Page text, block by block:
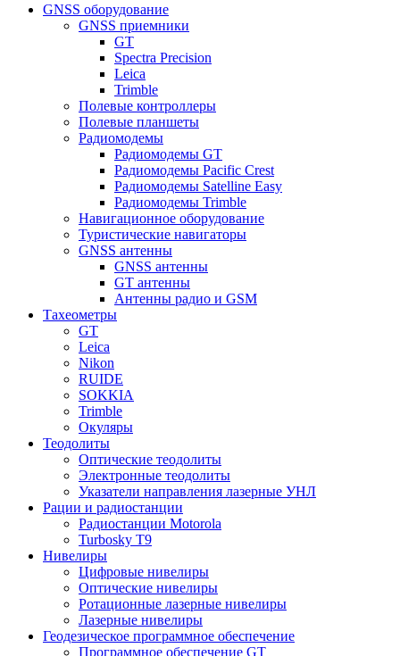
GNSS оборудование
GNSS приемники
GT
Spectra Precision
Leica
Trimble
Полевые контроллеры
Полевые планшеты
Радиомодемы
Радиомодемы GT
Радиомодемы Pacific Crest
Радиомодемы Satelline Easy
Радиомодемы Trimble
Навигационное оборудование
Туристические навигаторы
GNSS антенны
GNSS антенны
GT антенны
Антенны радио и GSM
Тахеометры
GT
Leica
Nikon
RUIDE
SOKKIA
Trimble
Окуляры
Теодолиты
Оптические теодолиты
Электронные теодолиты
Указатели направления лазерные УНЛ
Рации и радиостанции
Радиостанции Motorola
Turbosky T9
Нивелиры
Цифровые нивелиры
Оптические нивелиры
Ротационные лазерные нивелиры
Лазерные нивелиры
Геодезическое программное обеспечение
Программное обеспечение GT